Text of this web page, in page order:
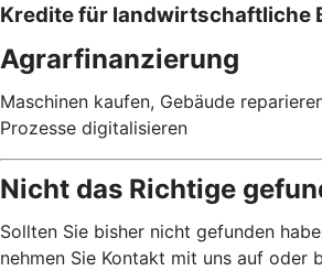
Kredite für landwirtschaftliche
Agrarfinanzierung
Maschinen kaufen, Gebäude
Prozesse digitalisieren
Nicht das Richtige
Sollten Sie bisher nicht gefunden
nehmen Sie Kontakt mit uns auf oder